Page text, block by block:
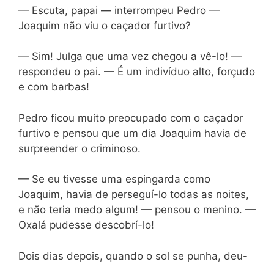
— Escuta, papai — interrompeu Pedro —
Joaquim não viu o caçador furtivo?
— Sim! Julga que uma vez chegou a vê-lo! —
respondeu o pai. — É um indivíduo alto, forçudo
e com barbas!
Pedro ficou muito preocupado com o caçador
furtivo e pensou que um dia Joaquim havia de
surpreender o criminoso.
— Se eu tivesse uma espingarda como
Joaquim, havia de perseguí-lo todas as noites,
e não teria medo algum! — pensou o menino. —
Oxalá pudesse descobrí-lo!
Dois dias depois, quando o sol se punha, deu-